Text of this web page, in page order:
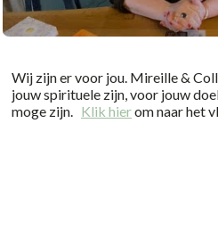
Wij zijn er voor jou. Mireille &
jouw spirituele zijn, voor jouw
moge zijn. Klik hierom naar het